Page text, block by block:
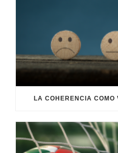
LA COHERENCIA COMO